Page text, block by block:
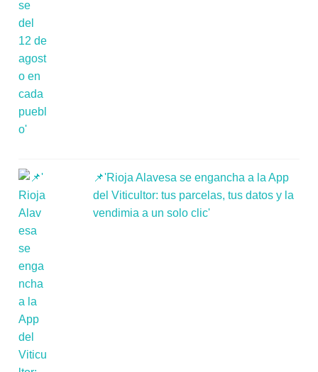
📌'Rioja Alavesa se engancha a la App
del Viticultor: tus parcelas, tus datos y la
vendimia a un solo clic'